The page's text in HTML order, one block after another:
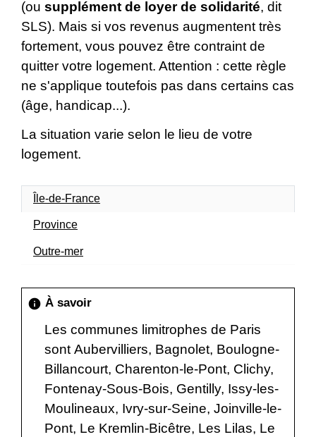
(ou supplément de loyer de solidarité, dit
SLS). Mais si vos revenus augmentent très
fortement, vous pouvez être contraint de
quitter votre logement. Attention : cette règle
ne s'applique toutefois pas dans certains cas
(âge, handicap...).
La situation varie selon le lieu de votre
logement.
Île-de-France
Province
Outre-mer
info À savoir
Les communes limitrophes de Paris
sont Aubervilliers, Bagnolet, Boulogne-
Billancourt, Charenton-le-Pont, Clichy,
Fontenay-Sous-Bois, Gentilly, Issy-les-
Moulineaux, Ivry-sur-Seine, Joinville-le-
Pont, Le Kremlin-Bicêtre, Les Lilas, Le